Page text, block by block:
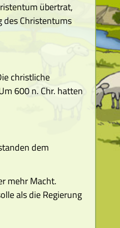
übertrat,
des Christentums
christliche
600 n. Chr. hatten
dem
mehr Macht.
als die Regierung